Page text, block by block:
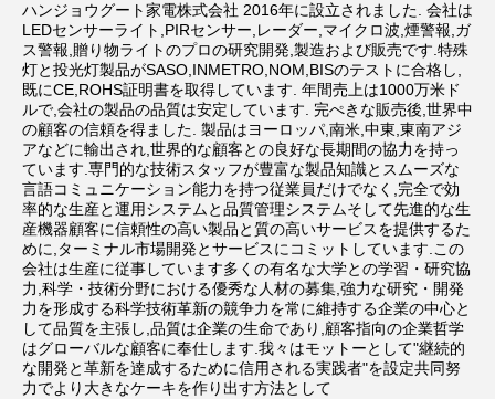
ハンジョウグート家電株式会社 2016年に設立されました. 会社は
LEDセンサーライト,PIRセンサー,レーダー,マイクロ波,煙警報,ガ
ス警報,贈り物ライトのプロの研究開発,製造および販売です.特殊
灯と投光灯製品がSASO,INMETRO,NOM,BISのテストに合格し,
既にCE,ROHS証明書を取得しています. 年間売上は1000万米ド
ルで,会社の製品の品質は安定しています. 完ぺきな販売後,世界中
の顧客の信頼を得ました. 製品はヨーロッパ,南米,中東,東南アジ
アなどに輸出され,世界的な顧客との良好な長期間の協力を持っ
ています.専門的な技術スタッフが豊富な製品知識とスムーズな
言語コミュニケーション能力を持つ従業員だけでなく,完全で効
率的な生産と運用システムと品質管理システムそして先進的な生
産機器顧客に信頼性の高い製品と質の高いサービスを提供するた
めに,ターミナル市場開発とサービスにコミットしています.この
会社は生産に従事しています多くの有名な大学との学習・研究協
力,科学・技術分野における優秀な人材の募集,強力な研究・開発
力を形成する科学技術革新の競争力を常に維持する企業の中心と
して品質を主張し,品質は企業の生命であり,顧客指向の企業哲学
はグローバルな顧客に奉仕します.我々はモットーとして"継続的
な開発と革新を達成するために信用される実践者"を設定共同努
力でより大きなケーキを作り出す方法として